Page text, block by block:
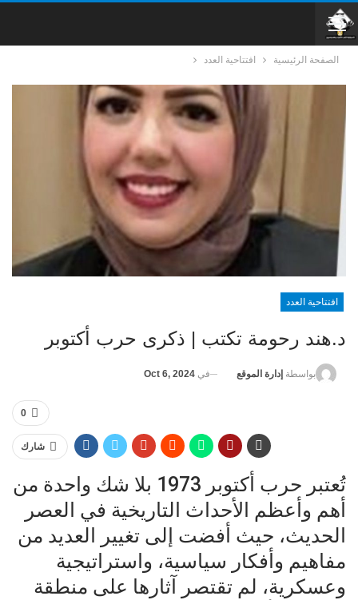
الصفحة الرئيسية افتتاحية العدد
افتتاحية العدد
د.هند رحومة تكتب | ذكرى حرب أكتوبر
بواسطة إدارة الموقع في Oct 6, 2024
0
شارك
تُعتبر حرب أكتوبر 1973 بلا شك واحدة من
أهم وأعظم الأحداث التاريخية في العصر
الحديث، حيث أفضت إلى تغيير العديد من
مفاهيم وأفكار سياسية، واستراتيجية
وعسكرية، لم تقتصر آثارها على منطقة